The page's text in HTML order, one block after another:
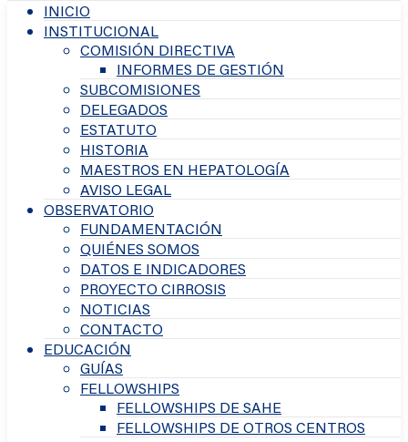
INICIO
INSTITUCIONAL
COMISIÓN DIRECTIVA
INFORMES DE GESTIÓN
SUBCOMISIONES
DELEGADOS
ESTATUTO
HISTORIA
MAESTROS EN HEPATOLOGÍA
AVISO LEGAL
OBSERVATORIO
FUNDAMENTACIÓN
QUIÉNES SOMOS
DATOS E INDICADORES
PROYECTO CIRROSIS
NOTICIAS
CONTACTO
EDUCACIÓN
GUÍAS
FELLOWSHIPS
FELLOWSHIPS DE SAHE
FELLOWSHIPS DE OTROS CENTROS